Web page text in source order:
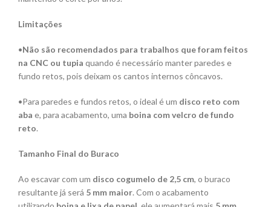
Limitações
•Não são recomendados para trabalhos que foram feitos
na CNC ou tupia quando é necessário manter paredes e
fundo retos, pois deixam os cantos internos côncavos.
•Para paredes e fundos retos, o ideal é um disco reto com
aba e, para acabamento, uma boina com velcro de fundo
reto.
Tamanho Final do Buraco
Ao escavar com um disco cogumelo de 2,5 cm, o buraco
resultante já será 5 mm maior. Com o acabamento